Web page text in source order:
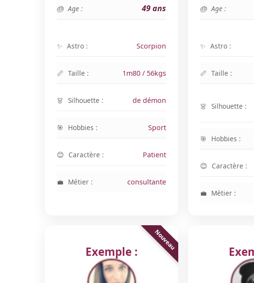
Age : 49 ans
Astro : Scorpion
Taille : 1m80 / 56kgs
Silhouette : de démon
Hobbies : Sport
Caractère : Patient
Métier : consultante
Age :
Astro :
Taille :
Silhouette :
Hobbies :
Caractère :
Métier :
Exemple :